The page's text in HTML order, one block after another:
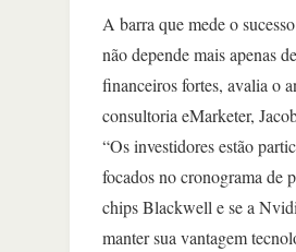
A barra que mede o
não depende mais apenas
financeiros fortes, avalia o
consultoria eMarketer,
“Os investidores estão
focados no cronograma de
chips Blackwell e se a
manter sua vantagem